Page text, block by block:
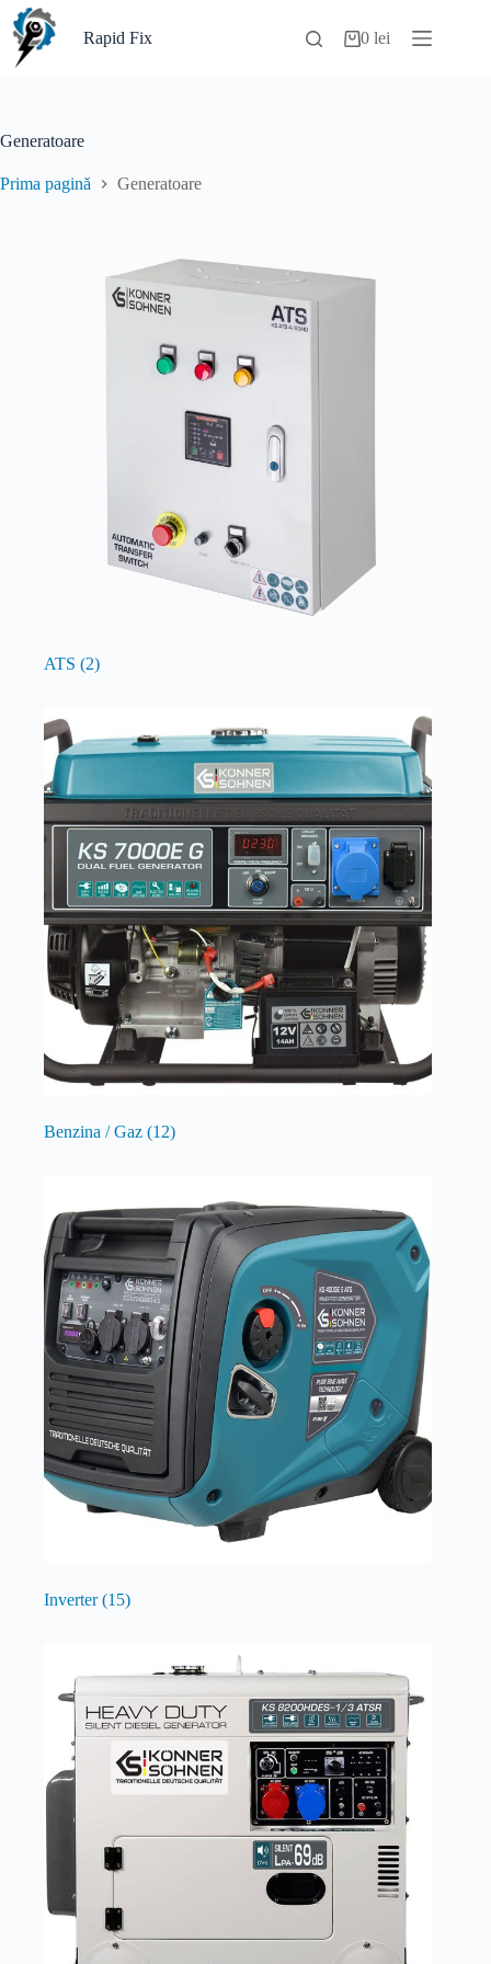
Sari
conținut
Rapid Fix
Coș0lei
Generatoare
Prima pagină Generatoare
ATS (2)
Benzina / Gaz (12)
Inverter(15)